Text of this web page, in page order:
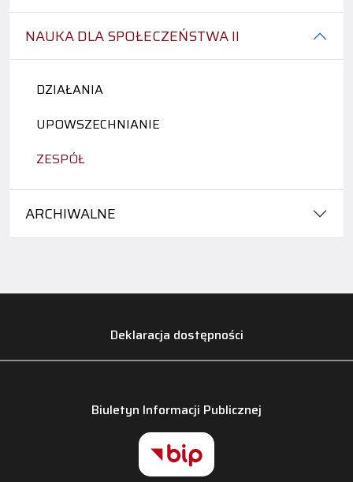
NAUKA DLA SPOŁECZEŃSTWA II
DZIAŁANIA
UPOWSZECHNIANIE
ZESPÓŁ
ARCHIWALNE
Deklaracja dostępności
Biuletyn Informacji Publicznej